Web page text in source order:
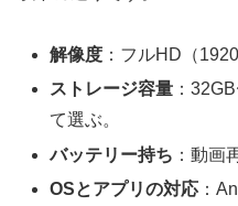
解像度 ：フルHD（
ストレージ容量 ：
て選ぶ。
バッテリー持ち ：動画
OSとアプリの対応 ：